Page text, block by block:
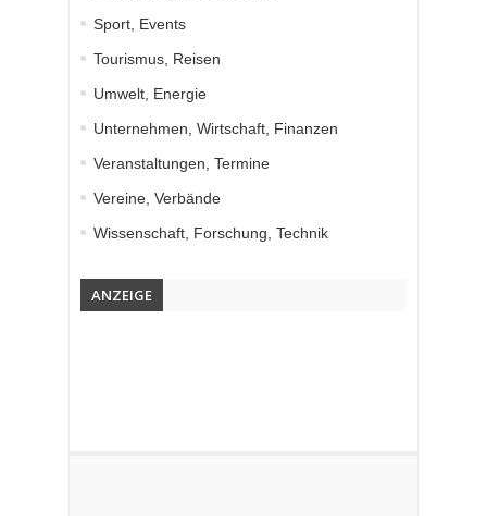
Sport, Events
Tourismus, Reisen
Umwelt, Energie
Unternehmen, Wirtschaft, Finanzen
Veranstaltungen, Termine
Vereine, Verbände
Wissenschaft, Forschung, Technik
ANZEIGE